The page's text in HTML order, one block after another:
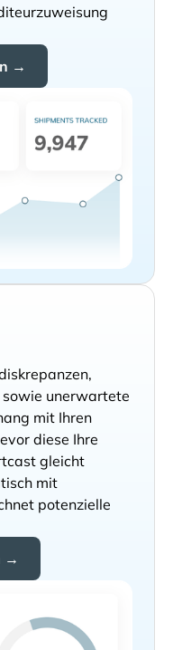
→
unerwartete
mit Ihren
diese Ihre
gleicht
mit
potenzielle
→